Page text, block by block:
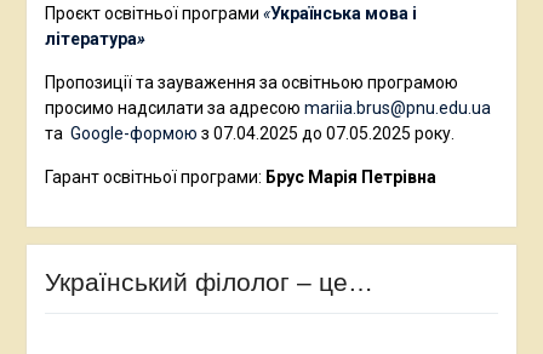
Проєкт освітньої програми «Українська мова і
література»
Пропозиції та зауваження за освітньою програмою
просимо надсилати за адресою mariia.brus@pnu.edu.ua
та Google-формою з 07.04.2025 до 07.05.2025 року.
Гарант освітньої програми: Брус Марія Петрівна
Український філолог – це…